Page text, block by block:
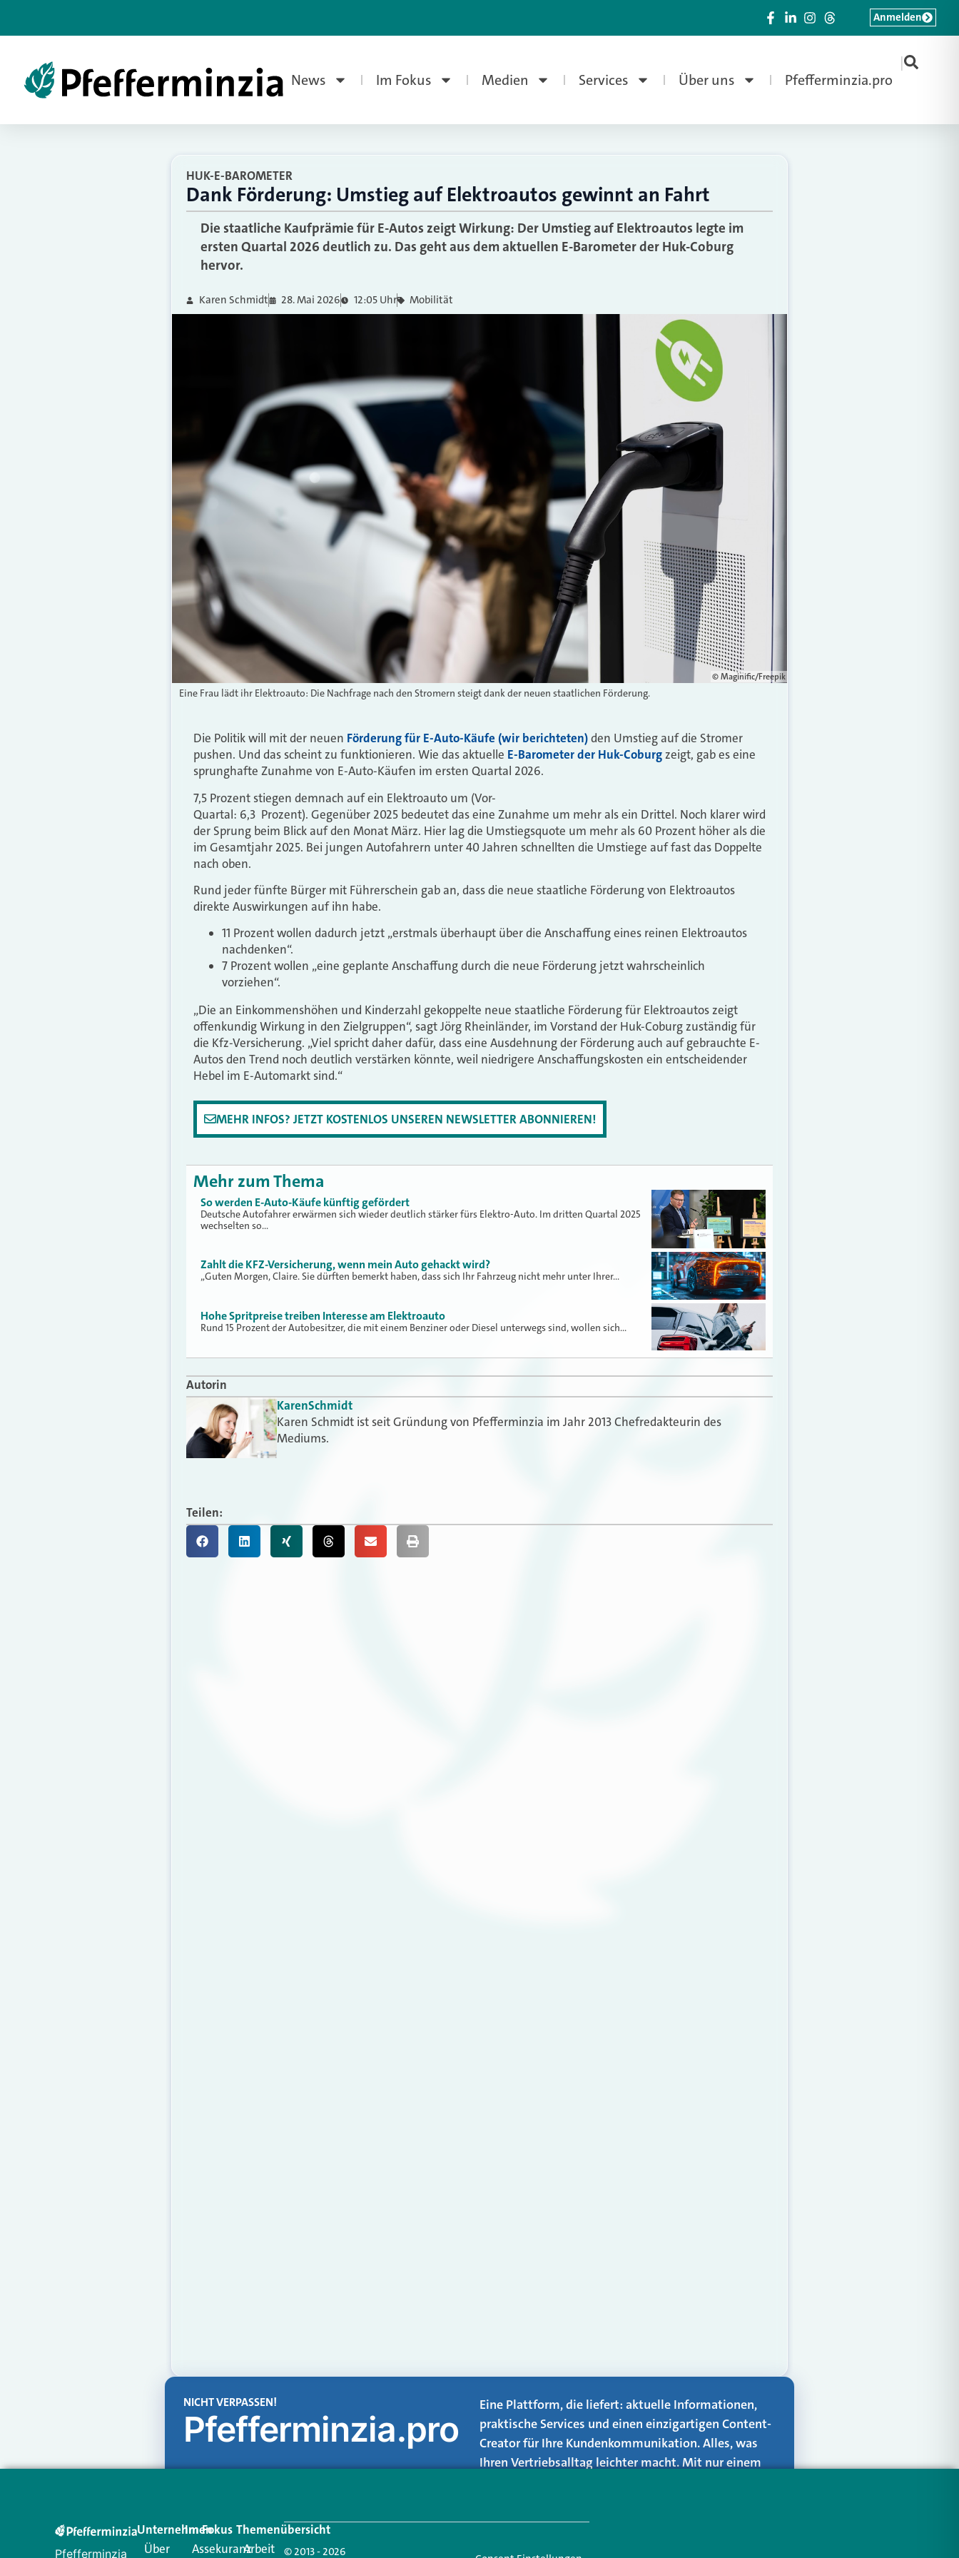
News Im Fokus Medien Services Über uns Pfefferminzia.pro
|
Anmelden
HUK-E-BAROMETER
Dank Förderung: Umstieg auf Elektroautos gewinnt an Fahrt
Die staatliche Kaufprämie für E-Autos zeigt Wirkung: Der Umstieg auf Elektroautos legte im
ersten Quartal 2026 deutlich zu. Das geht aus dem aktuellen E-Barometer der Huk-Coburg
hervor.
Karen Schmidt 28. Mai 2026 12:05 Uhr Mobilität
© Maginific/Freepik
Eine Frau lädt ihr Elektroauto: Die Nachfrage nach den Stromern steigt dank der neuen staatlichen Förderung.
Die Politik will mit der neuen Förderung für E-Auto-Käufe (wir berichteten)den Umstieg auf die Stromer
pushen. Und das scheint zu funktionieren. Wie das aktuelle E-Barometer der Huk-Coburgzeigt, gab es eine
sprunghafte Zunahme von E-Auto-Käufen im ersten Quartal 2026.
7,5 Prozent stiegen demnach auf ein Elektroauto um (Vor-
Quartal: 6,3 Prozent). Gegenüber 2025 bedeutet das eine Zunahme um mehr als ein Drittel. Noch klarer wird
der Sprung beim Blick auf den Monat März. Hier lag die Umstiegsquote um mehr als 60 Prozent höher als die
im Gesamtjahr 2025. Bei jungen Autofahrern unter 40 Jahren schnellten die Umstiege auf fast das Doppelte
nach oben.
Rund jeder fünfte Bürger mit Führerschein gab an, dass die neue staatliche Förderung von Elektroautos
direkte Auswirkungen auf ihn habe.
11 Prozent wollen dadurch jetzt „erstmals überhaupt über die Anschaffung eines reinen Elektroautos
nachdenken“.
7 Prozent wollen „eine geplante Anschaffung durch die neue Förderung jetzt wahrscheinlich
vorziehen“.
„Die an Einkommenshöhen und Kinderzahl gekoppelte neue staatliche Förderung für Elektroautos zeigt
offenkundig Wirkung in den Zielgruppen“, sagt Jörg Rheinländer, im Vorstand der Huk-Coburg zuständig für
die Kfz-Versicherung. „Viel spricht daher dafür, dass eine Ausdehnung der Förderung auch auf gebrauchte E-
Autos den Trend noch deutlich verstärken könnte, weil niedrigere Anschaffungskosten ein entscheidender
Hebel im E-Automarkt sind.“
MEHR INFOS? JETZT KOSTENLOS UNSEREN NEWSLETTER ABONNIEREN!
Mehr zum Thema
So werden E-Auto-Käufe künftig gefördert
Deutsche Autofahrer erwärmen sich wieder deutlich stärker fürs Elektro-Auto. Im dritten Quartal 2025
wechselten so…
Zahlt die KFZ-Versicherung, wenn mein Auto gehackt wird?
„Guten Morgen, Claire. Sie dürften bemerkt haben, dass sich Ihr Fahrzeug nicht mehr unter Ihrer…
Hohe Spritpreise treiben Interesse am Elektroauto
Rund 15 Prozent der Autobesitzer, die mit einem Benziner oder Diesel unterwegs sind, wollen sich…
Autorin
KarenSchmidt
Karen Schmidt ist seit Gründung von Pfefferminzia im Jahr 2013 Chefredakteurin des
Mediums.
Teilen:
NICHT VERPASSEN!
Pfefferminzia.pro
Eine Plattform, die liefert: aktuelle Informationen,
praktische Services und einen einzigartigen Content-
Creator für Ihre Kundenkommunikation. Alles, was
Ihren Vertriebsalltag leichter macht. Mit nur einem
Pfefferminzia
Unternehmen
Über
Im Fokus
Assekuranz
Themenübersicht
Arbeit
© 2013 - 2026